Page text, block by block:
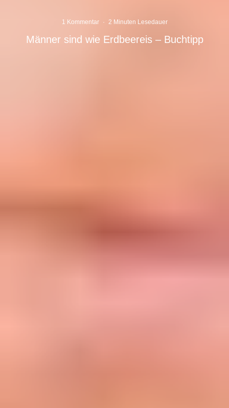
1 Kommentar · 2 Minuten Lesedauer
Männer sind wie Erdbeereis – Buchtipp